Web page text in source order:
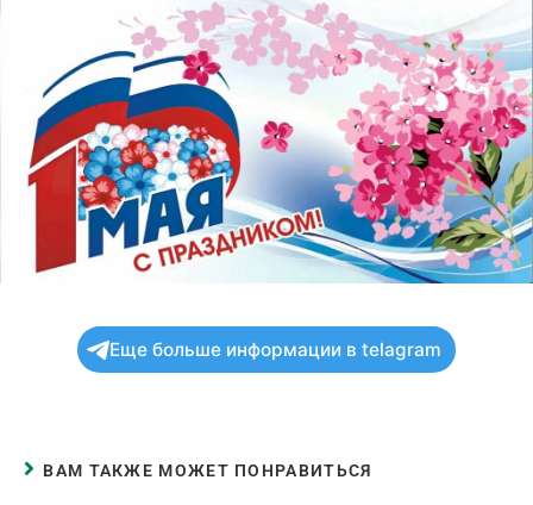
Еще больше информации в telagram
ВАМ ТАКЖЕ МОЖЕТ ПОНРАВИТЬСЯ